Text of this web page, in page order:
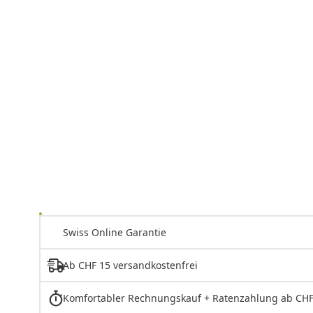
Swiss Online Garantie
Ab CHF 15 versandkostenfrei
Komfortabler Rechnungskauf + Ratenzahlung ab